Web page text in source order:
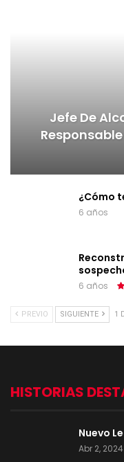
Jefe De
¿Cómo
6 años
6 años
PREVIO SIGUIENTE 1
HISTORIAS
Nuevo
Abr 2, 2024